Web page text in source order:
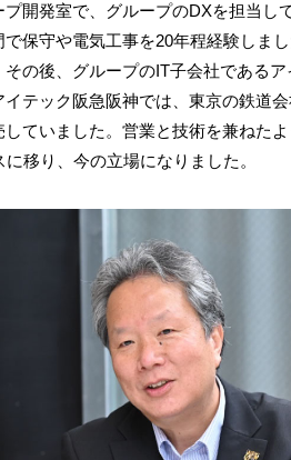
開発室で、グループのDXを担当し
保守や電気工事を20年程経験しま
の後、グループのIT子会社である
テック阪急阪神では、東京の鉄道
ていました。営業と技術を兼ねた
移り、今の立場になりました。